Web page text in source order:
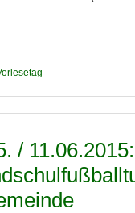
/ 11.06.2015: